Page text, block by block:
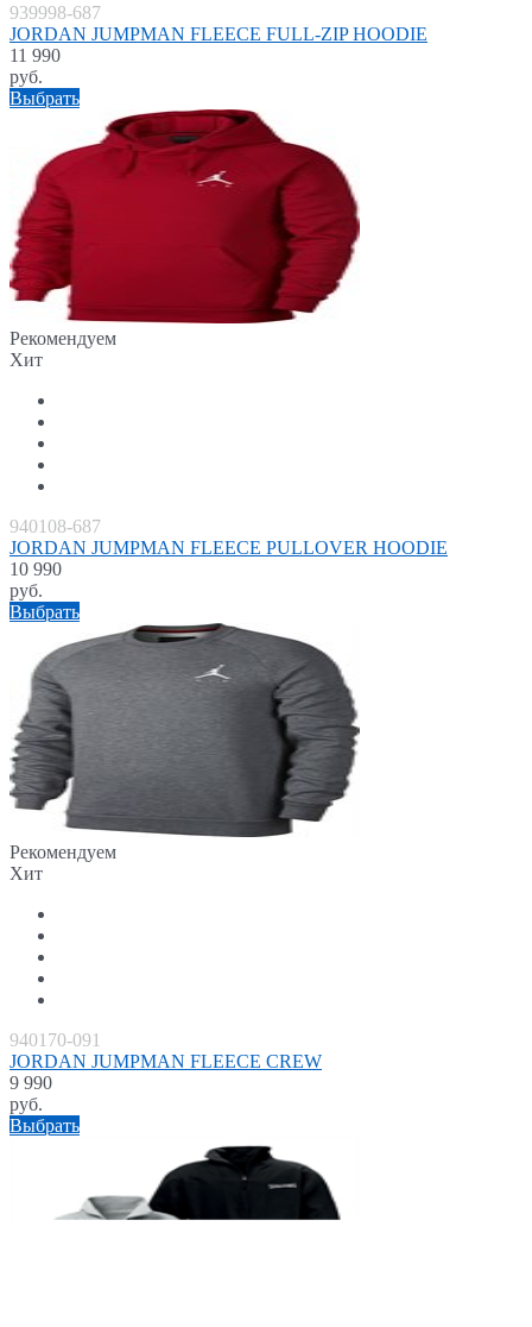
939998-687
JORDAN JUMPMAN FLEECE FULL-ZIP HOODIE
11 990
руб.
Выбрать
Рекомендуем
Хит
940108-687
JORDAN JUMPMAN FLEECE PULLOVER HOODIE
10 990
руб.
Выбрать
Рекомендуем
Хит
940170-091
JORDAN JUMPMAN FLEECE CREW
9 990
руб.
Выбрать